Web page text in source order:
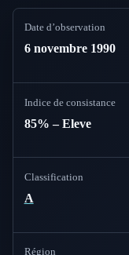
Date d’observation
6 novembre 1990
Indice de consistance
85% – Eleve
Classification
A
Région